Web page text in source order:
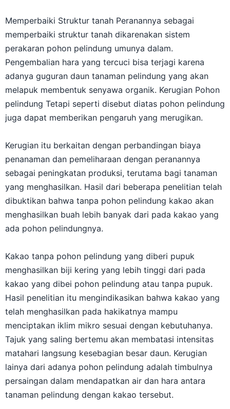
Memperbaiki Struktur tanah Peranannya sebagai
memperbaiki struktur tanah dikarenakan sistem
perakaran pohon pelindung umunya dalam.
Pengembalian hara yang tercuci bisa terjagi karena
adanya guguran daun tanaman pelindung yang akan
melapuk membentuk senyawa organik. Kerugian Pohon
pelindung Tetapi seperti disebut diatas pohon pelindung
juga dapat memberikan pengaruh yang merugikan.
Kerugian itu berkaitan dengan perbandingan biaya
penanaman dan pemeliharaan dengan peranannya
sebagai peningkatan produksi, terutama bagi tanaman
yang menghasilkan. Hasil dari beberapa penelitian telah
dibuktikan bahwa tanpa pohon pelindung kakao akan
menghasilkan buah lebih banyak dari pada kakao yang
ada pohon pelindungnya.
Kakao tanpa pohon pelindung yang diberi pupuk
menghasilkan biji kering yang lebih tinggi dari pada
kakao yang dibei pohon pelindung atau tanpa pupuk.
Hasil penelitian itu mengindikasikan bahwa kakao yang
telah menghasilkan pada hakikatnya mampu
menciptakan iklim mikro sesuai dengan kebutuhanya.
Tajuk yang saling bertemu akan membatasi intensitas
matahari langsung kesebagian besar daun. Kerugian
lainya dari adanya pohon pelindung adalah timbulnya
persaingan dalam mendapatkan air dan hara antara
tanaman pelindung dengan kakao tersebut.